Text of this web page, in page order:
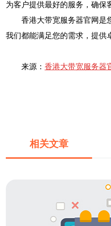
为客户提供最好的服务，确保
香港大带宽服务器官网是
我们都能满足您的需求，提供
来源： 香港大带宽服务器
相关文章